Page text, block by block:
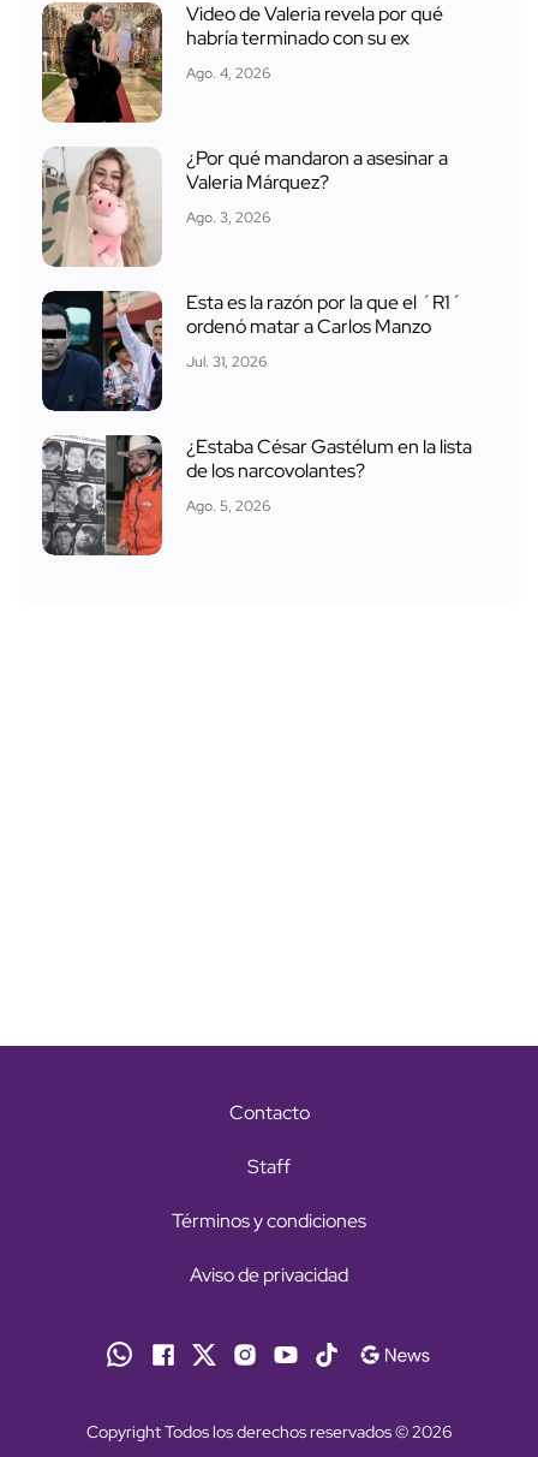
Video de Valeria revela por qué
habría terminado con su ex
Ago. 4, 2026
¿Por qué mandaron a asesinar a
Valeria Márquez?
Ago. 3, 2026
Esta es la razón por la que el ´R1´
ordenó matar a Carlos Manzo
Jul. 31, 2026
¿Estaba César Gastélum en la lista
de los narcovolantes?
Ago. 5, 2026
Contacto
Staff
Términos y condiciones
Aviso de privacidad
Copyright Todos los derechos reservados © 2026